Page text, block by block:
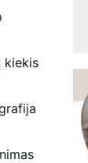
kiekis